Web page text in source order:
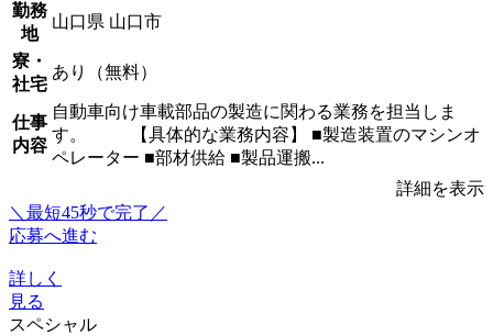
勤務
地
山口県 山口市
寮・
社宅
あり（無料）
仕事
内容
自動車向け車載部品の製造に関わる業務を担当しま
す。 【具体的な業務内容】 ■製造装置のマシンオ
ペレーター ■部材供給 ■製品運搬...
詳細を表示
＼最短45秒で完了／
応募へ進む
詳しく
見る
スペシャル